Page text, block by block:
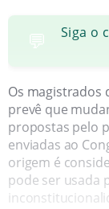
💬
Siga o
Os magistrados
prevê que
propostas pelo
enviadas ao
origem é
pode ser usada